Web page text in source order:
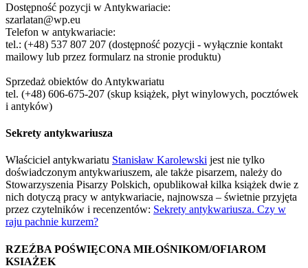
Dostępność pozycji w Antykwariacie:
szarlatan@wp.eu
Telefon w antykwariacie:
tel.: (+48) 537 807 207 (dostępność pozycji - wyłącznie kontakt
mailowy lub przez formularz na stronie produktu)
Sprzedaż obiektów do Antykwariatu
tel. (+48) 606-675-207 (skup książek, płyt winylowych, pocztówek
i antyków)
Sekrety antykwariusza
Właściciel antykwariatu Stanisław Karolewski jest nie tylko
doświadczonym antykwariuszem, ale także pisarzem, należy do
Stowarzyszenia Pisarzy Polskich, opublikował kilka książek dwie z
nich dotyczą pracy w antykwariacie, najnowsza – świetnie przyjęta
przez czytelników i recenzentów: Sekrety antykwariusza. Czy w
raju pachnie kurzem?
RZEŹBA POŚWIĘCONA MIŁOŚNIKOM/OFIAROM
KSIAŻEK